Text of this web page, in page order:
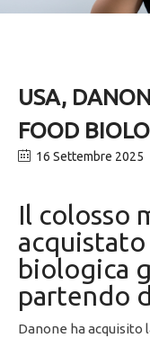
USA,
FOOD
16 Settembre 2025
Il colosso
acquistato
biologica
partendo
Danone ha acquisito